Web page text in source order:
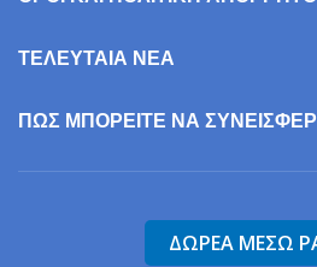
ΤΕΛΕΥΤΑΊΑ ΝΈΑ
ΠΩΣ ΜΠΟΡΕΊΤΕ ΝΑ